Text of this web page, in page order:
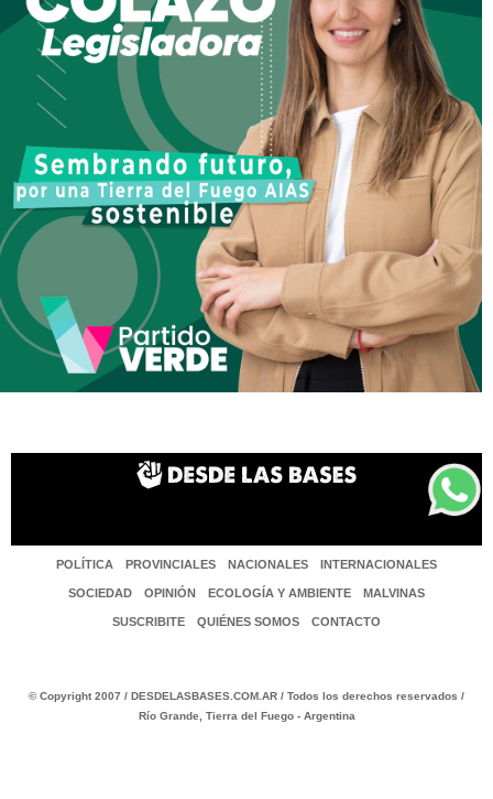
POLÍTICA PROVINCIALES NACIONALES INTERNACIONALES
SOCIEDAD OPINIÓN ECOLOGÍA Y AMBIENTE MALVINAS
SUSCRIBITE QUIÉNES SOMOS CONTACTO
© Copyright 2007 / DESDELASBASES.COM.AR / Todos los derechos reservados /
Río Grande, Tierra del Fuego - Argentina